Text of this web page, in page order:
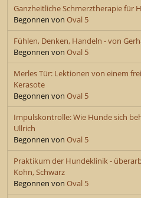
Ganzheitliche Schmerztherapie für
Begonnen von Oval 5
Fühlen, Denken, Handeln - von
Begonnen von Oval 5
Merles Tür: Lektionen von einem
Kerasote
Begonnen von Oval 5
Impulskontrolle: Wie Hunde sich
Ullrich
Begonnen von Oval 5
Praktikum der Hundeklinik -
Kohn, Schwarz
Begonnen von Oval 5